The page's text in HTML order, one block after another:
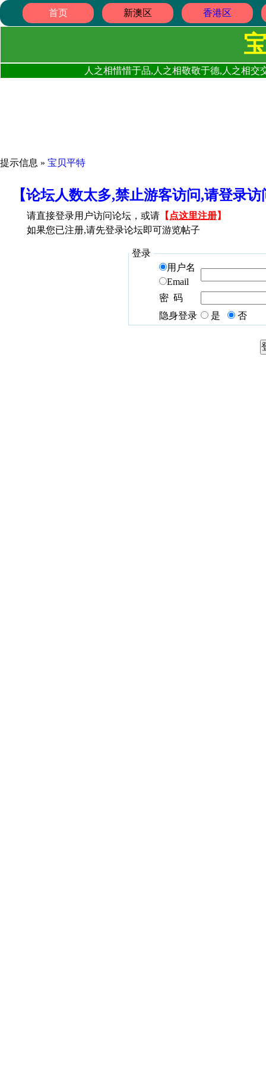
首页 新澳区 香港区
人之相惜惜于品,人之相敬敬于德,人之相
提示信息 » 宝贝平特
【论坛人数太多,禁止游客访问,请登录
请直接登录用户访问论坛，或请 【 点这里注册】
如果您已注册,请先登录论坛即可游览帖子
登录
用户名
Email
密 码
隐身登录
是 否